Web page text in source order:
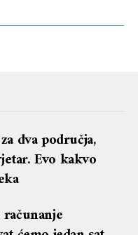
dva područja,
Evo kakvo